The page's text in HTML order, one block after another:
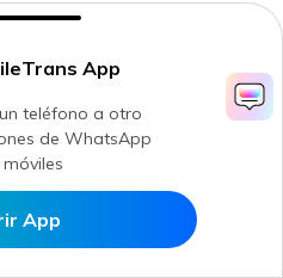
App
teléfono a otro
de WhatsApp
App
iOS 18? Todo lo que hay que